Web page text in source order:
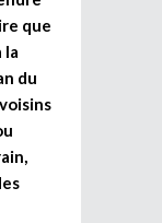
que
la
du